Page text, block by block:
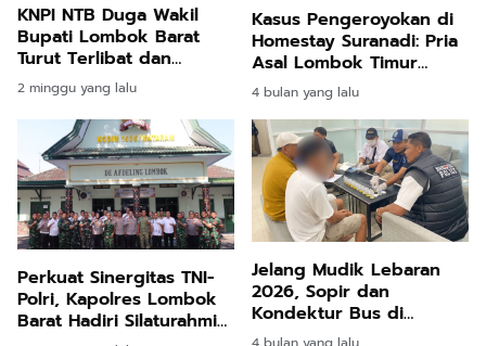
KNPI NTB Duga Wakil
Bupati Lombok Barat
Turut Terlibat dan
Terima Aliran Dana OTT
Suap PBJ
2 minggu yang lalu
Kasus Pengeroyokan di
Homestay Suranadi: Pria
Asal Lombok Timur
Tewas, 9 Orang
Diamankan Polisi
4 bulan yang lalu
Perkuat Sinergitas TNI-
Polri, Kapolres Lombok
Barat Hadiri Silaturahmi
Jelang Mudik Lebaran
2026, Sopir dan
Kondektur Bus di
Terminal Mandalika Jalani